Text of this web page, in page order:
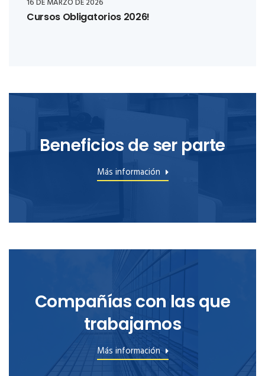
16 DE MARZO DE 2026
Cursos Obligatorios 2026!
Beneficios de ser parte
Más información
Compañías con las que
trabajamos
Más información